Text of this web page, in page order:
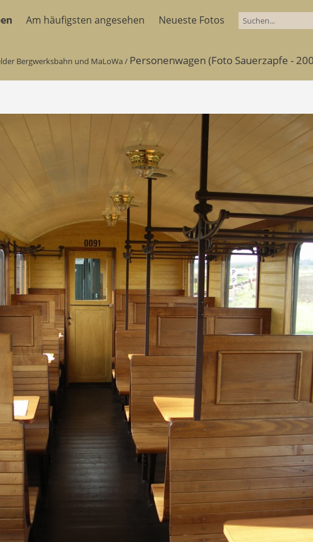
Am häufigsten angesehen Neueste Fotos
Bergwerksbahn und MaLoWa/ Personenwagen (Foto Sauerzapfe -